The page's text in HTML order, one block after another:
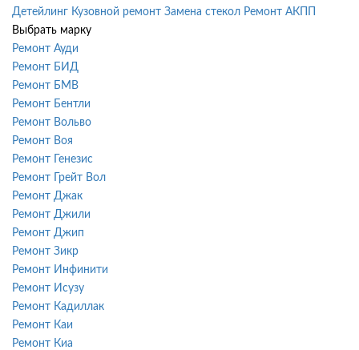
Детейлинг Кузовной ремонт Замена стекол Ремонт АКПП
Выбрать марку
Ремонт Ауди
Ремонт БИД
Ремонт БМВ
Ремонт Бентли
Ремонт Вольво
Ремонт Воя
Ремонт Генезис
Ремонт Грейт Вол
Ремонт Джак
Ремонт Джили
Ремонт Джип
Ремонт Зикр
Ремонт Инфинити
Ремонт Исузу
Ремонт Кадиллак
Ремонт Каи
Ремонт Киа